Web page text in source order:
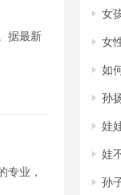
据最新
专业，
女
女
如
孙
娃
娃
孙